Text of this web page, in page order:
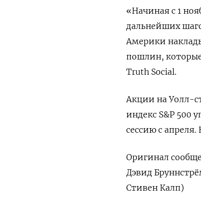
«Начиная с 1
дальнейших
Америки
пошлин,
Truth Social.
Акции на Уолл-
индекс S&P 500
сессию с
Оригинал
Дэвид
Стивен Калп)